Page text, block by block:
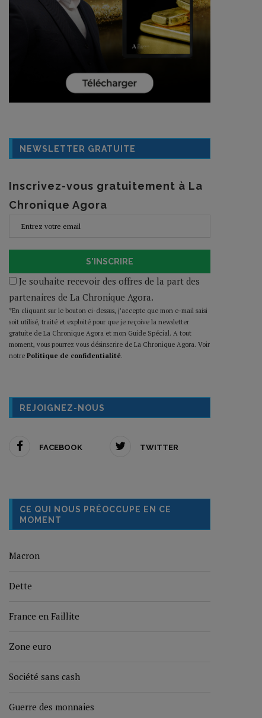
NEWSLETTER GRATUITE
Inscrivez-vous gratuitement à La
Chronique Agora
S'INSCRIRE
Je souhaite recevoir des offres de la part des
partenaires de La Chronique Agora.
*En cliquant sur le bouton ci-dessus, j’accepte que mon e-mail saisi
soit utilisé, traité et exploité pour que je reçoive la newsletter
gratuite de La Chronique Agora et mon Guide Spécial. A tout
moment, vous pourrez vous désinscrire de La Chronique Agora. Voir
notre Politique de confidentialité.
REJOIGNEZ-NOUS
FACEBOOK TWITTER
CE QUI NOUS PRÉOCCUPE EN CE
MOMENT
Macron
Dette
France en Faillite
Zone euro
Société sans cash
Guerre des monnaies